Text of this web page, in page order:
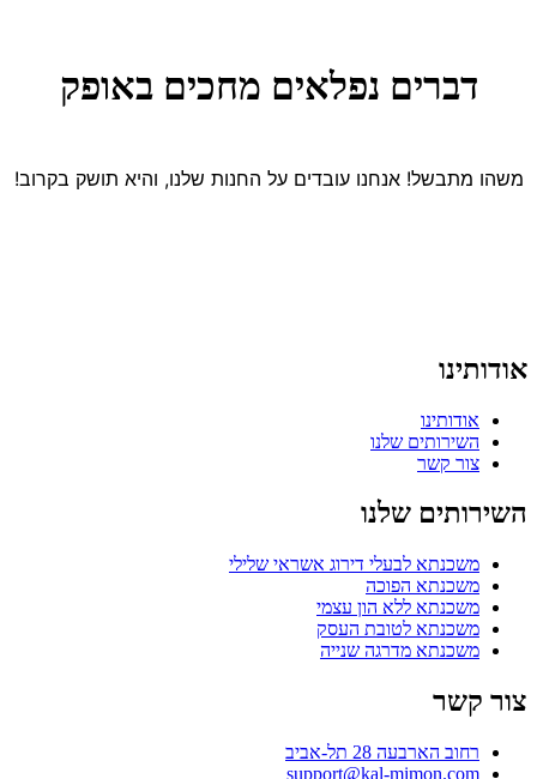
דברים נפלאים מחכים באופק
משהו מתבשל! אנחנו עובדים על החנות שלנו, והיא תושק בקרוב!
אודותינו
אודותינו
השירותים שלנו
צור קשר
השירותים שלנו
משכנתא לבעלי דירוג אשראי שלילי
משכנתא הפוכה
משכנתא ללא הון עצמי
משכנתא לטובת העסק
משכנתא מדרגה שנייה
צור קשר
רחוב הארבעה 28 תל-אביב
support@kal-mimon.com